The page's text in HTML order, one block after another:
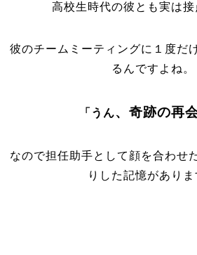
高校生時代の彼とも実は接
彼のチームミーティングに１度だ
るんですよね。
「うん、奇跡の再会
なので担任助手として顔を合わせ
りした記憶がありま